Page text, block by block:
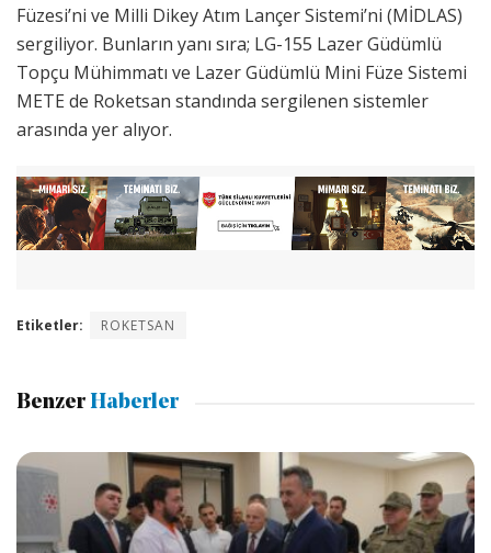
Füzesi’ni ve Milli Dikey Atım Lançer Sistemi’ni (MİDLAS)
sergiliyor. Bunların yanı sıra; LG-155 Lazer Güdümlü
Topçu Mühimmatı ve Lazer Güdümlü Mini Füze Sistemi
METE de Roketsan standında sergilenen sistemler
arasında yer alıyor.
Etiketler: ROKETSAN
Benzer Haberler